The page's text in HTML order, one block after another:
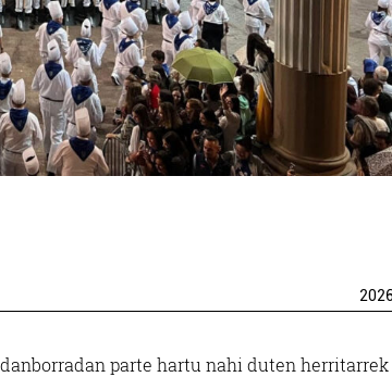
parte hartu nahi duten herritarrek